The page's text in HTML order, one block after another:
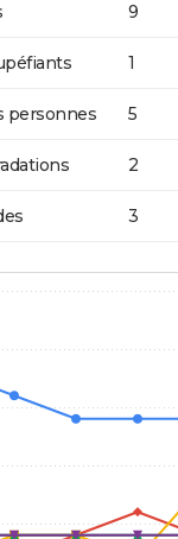
9
1
personnes 5
2
3